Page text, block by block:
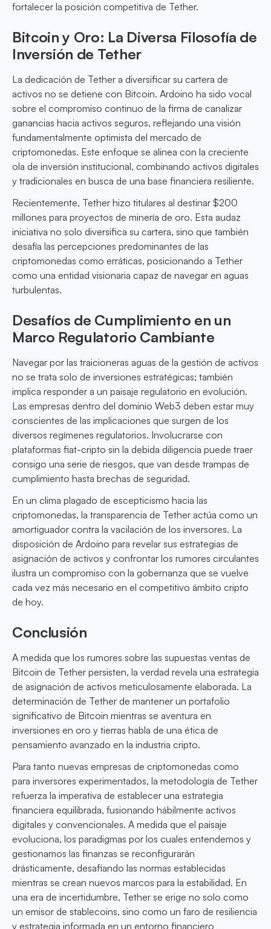
fortalecer la posición competitiva de Tether.
Bitcoin y Oro: La Diversa Filosofía de
Inversión de Tether
La dedicación de Tether a diversificar su cartera de
activos no se detiene con Bitcoin. Ardoino ha sido vocal
sobre el compromiso continuo de la firma de canalizar
ganancias hacia activos seguros, reflejando una visión
fundamentalmente optimista del mercado de
criptomonedas. Este enfoque se alinea con la creciente
ola de inversión institucional, combinando activos digitales
y tradicionales en busca de una base financiera resiliente.
Recientemente, Tether hizo titulares al destinar $200
millones para proyectos de minería de oro. Esta audaz
iniciativa no solo diversifica su cartera, sino que también
desafía las percepciones predominantes de las
criptomonedas como erráticas, posicionando a Tether
como una entidad visionaria capaz de navegar en aguas
turbulentas.
Desafíos de Cumplimiento en un
Marco Regulatorio Cambiante
Navegar por las traicioneras aguas de la gestión de activos
no se trata solo de inversiones estratégicas; también
implica responder a un paisaje regulatorio en evolución.
Las empresas dentro del dominio Web3 deben estar muy
conscientes de las implicaciones que surgen de los
diversos regímenes regulatorios. Involucrarse con
plataformas fiat-cripto sin la debida diligencia puede traer
consigo una serie de riesgos, que van desde trampas de
cumplimiento hasta brechas de seguridad.
En un clima plagado de escepticismo hacia las
criptomonedas, la transparencia de Tether actúa como un
amortiguador contra la vacilación de los inversores. La
disposición de Ardoino para revelar sus estrategias de
asignación de activos y confrontar los rumores circulantes
ilustra un compromiso con la gobernanza que se vuelve
cada vez más necesario en el competitivo ámbito cripto
de hoy.
Conclusión
A medida que los rumores sobre las supuestas ventas de
Bitcoin de Tether persisten, la verdad revela una estrategia
de asignación de activos meticulosamente elaborada. La
determinación de Tether de mantener un portafolio
significativo de Bitcoin mientras se aventura en
inversiones en oro y tierras habla de una ética de
pensamiento avanzado en la industria cripto.
Para tanto nuevas empresas de criptomonedas como
para inversores experimentados, la metodología de Tether
refuerza la imperativa de establecer una estrategia
financiera equilibrada, fusionando hábilmente activos
digitales y convencionales. A medida que el paisaje
evoluciona, los paradigmas por los cuales entendemos y
gestionamos las finanzas se reconfigurarán
drásticamente, desafiando las normas establecidas
mientras se crean nuevos marcos para la estabilidad. En
una era de incertidumbre, Tether se erige no solo como
un emisor de stablecoins, sino como un faro de resiliencia
y estrategia informada en un entorno financiero